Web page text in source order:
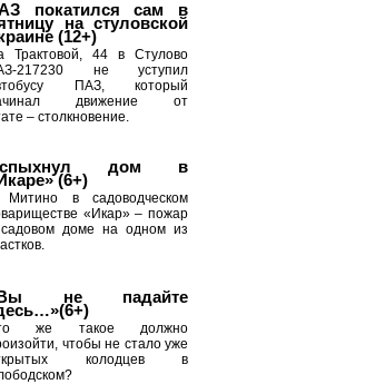
покатился сам в
на стуловской
(12+)
Трактовой, 44 в Стулово
217230 не уступил
ПАЗ, который
движение от
– столкновение.
дом в
(6+)
в садоводческом
«Икар» – пожар
доме на одном из
не падайте
же такое должно
чтобы не стало уже
колодцев в